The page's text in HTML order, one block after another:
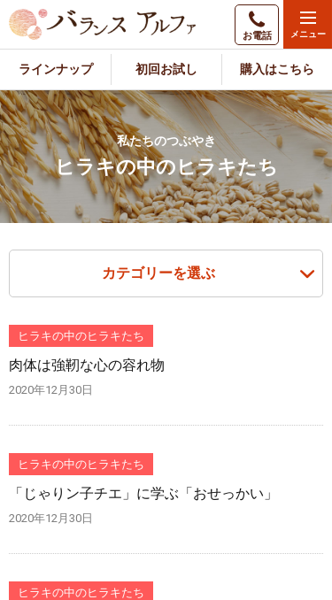
お電話
ラインナップ 初回お試し 購入はこちら
私たちのつぶやき
ヒラキの中のヒラキたち
カテゴリーを選ぶ
ヒラキの中のヒラキたち
肉体は強靭な心の容れ物
2020年12月30日
ヒラキの中のヒラキたち
「じゃりン子チエ」に学ぶ「おせっかい」
2020年12月30日
ヒラキの中のヒラキたち